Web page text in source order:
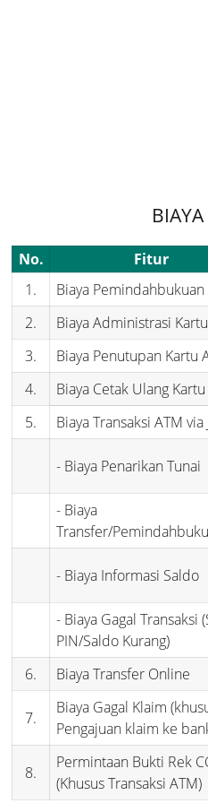
No. Fitur
1.
Biaya Pemindahbukuan
2.
Biaya Administrasi
3.
Biaya Penutupan Kartu
4.
Biaya Cetak Ulang
5.
Biaya Transaksi ATM via
- Biaya Penarikan Tunai
- Biaya
Transfer/
- Biaya Informasi Saldo
- Biaya Gagal Transaksi
PIN/Saldo Kurang)
6.
Biaya Transfer Online
7.
Biaya Gagal Klaim
Pengajuan klaim ke
8.
Permintaan Bukti Rek
(Khusus Transaksi ATM)